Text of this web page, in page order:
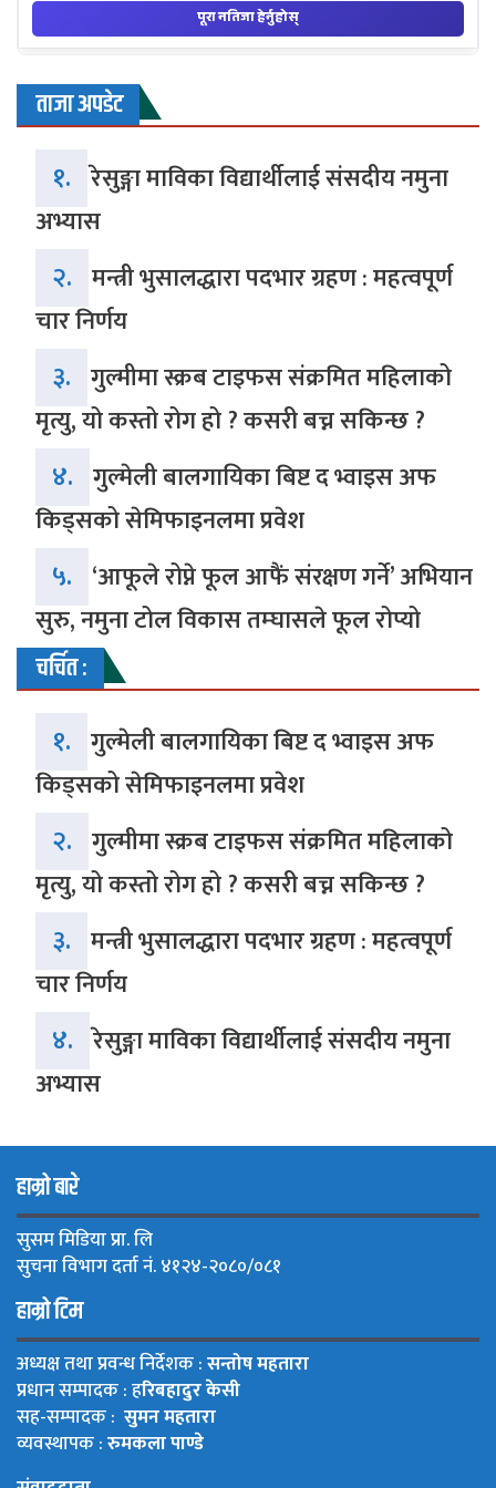
ताजा अपडेट
१. रेसुङ्गा माविका विद्यार्थीलाई संसदीय नमुना
अभ्यास
२. मन्त्री भुसालद्धारा पदभार ग्रहण : महत्वपूर्ण
चार निर्णय
३. गुल्मीमा स्क्रब टाइफस संक्रमित महिलाको
मृत्यु, यो कस्तो रोग हो ? कसरी बच्न सकिन्छ ?
४. गुल्मेली बालगायिका बिष्ट द भ्वाइस अफ
किड्सको सेमिफाइनलमा प्रवेश
५. ‘आफूले रोप्ने फूल आफैं संरक्षण गर्ने’ अभियान
सुरु, नमुना टोल विकास तम्घासले फूल रोप्यो
चर्चित :
१. गुल्मेली बालगायिका बिष्ट द भ्वाइस अफ
किड्सको सेमिफाइनलमा प्रवेश
२. गुल्मीमा स्क्रब टाइफस संक्रमित महिलाको
मृत्यु, यो कस्तो रोग हो ? कसरी बच्न सकिन्छ ?
३. मन्त्री भुसालद्धारा पदभार ग्रहण : महत्वपूर्ण
चार निर्णय
४. रेसुङ्गा माविका विद्यार्थीलाई संसदीय नमुना
अभ्यास
हाम्रो बारे
सुसम मिडिया प्रा. लि
सुचना विभाग दर्ता नं. ४१२४-२०८०/०८१
हाम्रो टिम
अध्यक्ष तथा प्रवन्ध निर्देशक :सन्तोष महतारा
प्रधान सम्पादक : हरिबहादुर केसी
सह-सम्पादक : सुमन महतारा
व्यवस्थापक :रुमकला पाण्डे